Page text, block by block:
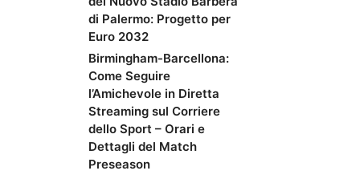
di Palermo: Progetto per
Euro 2032
Birmingham-Barcellona:
Come Seguire
l’Amichevole in Diretta
Streaming sul Corriere
dello Sport – Orari e
Dettagli del Match
Preseason